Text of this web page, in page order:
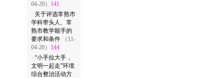
04-20） 141
· 关于评选常熟市
学科带头人、常
熟市教学能手的
要求和条件
（11-
04-20） 144
· “小手拉大手，
文明一起走”环境
综合整治活动方